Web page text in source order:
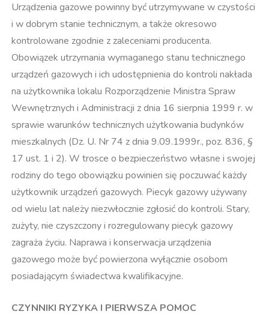
Urządzenia gazowe powinny być utrzymywane w czystości
i w dobrym stanie technicznym, a także okresowo
kontrolowane zgodnie z zaleceniami producenta.
Obowiązek utrzymania wymaganego stanu technicznego
urządzeń gazowych i ich udostępnienia do kontroli nakłada
na użytkownika lokalu Rozporządzenie Ministra Spraw
Wewnętrznych i Administracji z dnia 16 sierpnia 1999 r. w
sprawie warunków technicznych użytkowania budynków
mieszkalnych (Dz. U. Nr 74 z dnia 9.09.1999r., poz. 836, §
17 ust. 1 i 2). W trosce o bezpieczeństwo własne i swojej
rodziny do tego obowiązku powinien się poczuwać każdy
użytkownik urządzeń gazowych. Piecyk gazowy używany
od wielu lat należy niezwłocznie zgłosić do kontroli. Stary,
zużyty, nie czyszczony i rozregulowany piecyk gazowy
zagraża życiu. Naprawa i konserwacja urządzenia
gazowego może być powierzona wyłącznie osobom
posiadającym świadectwa kwalifikacyjne.
CZYNNIKI RYZYKA I PIERWSZA POMOC